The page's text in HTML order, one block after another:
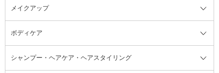
洗顔料
美容液
オールインワン化粧品 フェイスクリーム
ベースメイク全て
BBクリーム
コンシーラー ファンデーション
メイクアップ
メイクアップ全て
まつげ美容液 つけまつげ
ボディケア
ボディケア全て
ボディソープ・ハンドソープ・石
けん
シャンプー・ヘアケア・ヘアスタイリング